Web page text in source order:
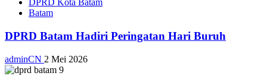
DPRD Kota Batam
Batam
DPRD Batam Hadiri Peringatan Hari Buruh
adminCN 2 Mei 2026